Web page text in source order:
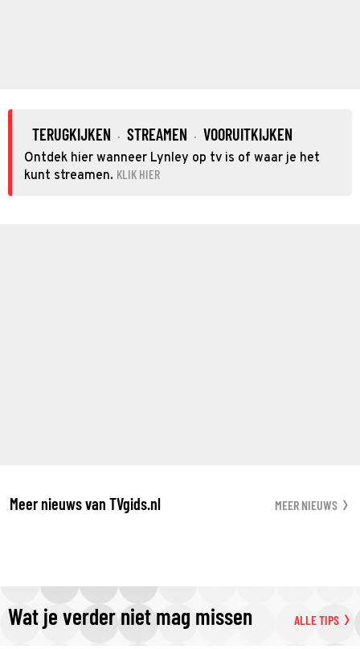
TERUGKIJKEN · STREAMEN · VOORUITKIJKEN
Ontdek hier wanneer Lynley op tv is of waar je het
kunt streamen. KLIK HIER
Meer nieuws van TVgids.nl MEER NIEUWS
Wat je verder niet mag missen ALLE TIPS